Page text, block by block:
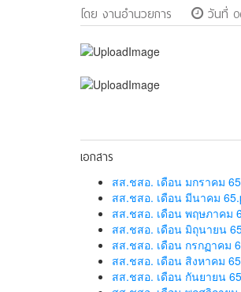
โดย งานอำนวยการ วันที่
เอกสาร
สส.ชสอ. เดือน มกราคม
สส.ชสอ. เดือน มีนาคม
สส.ชสอ. เดือน พฤษภาคม
สส.ชสอ. เดือน มิถุนายน
สส.ชสอ. เดือน กรกฏาคม
สส.ชสอ. เดือน สิงหาคม
สส.ชสอ. เดือน กันยายน